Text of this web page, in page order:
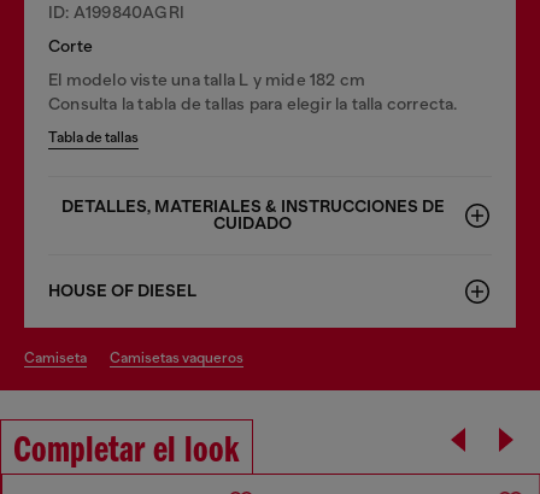
ID: A199840AGRI
Corte
El modelo viste una talla L y mide 182 cm
Consulta la tabla de tallas para elegir la talla correcta.
Tabla de tallas
DETALLES, MATERIALES & INSTRUCCIONES DE
CUIDADO
HOUSE OF DIESEL
camiseta camisetas vaqueros
Completar el look